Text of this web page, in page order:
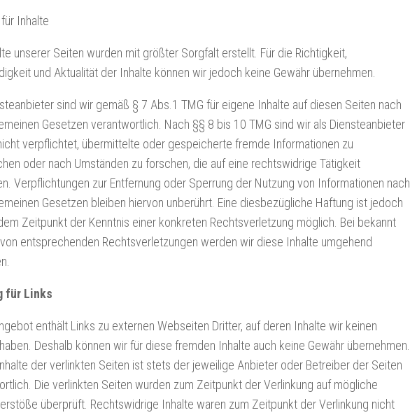
Inhalte
unserer Seiten wurden mit größter Sorgfalt erstellt. Für die Richtigkeit,
und Aktualität der Inhalte können wir jedoch keine Gewähr übernehmen.
sind wir gemäß § 7 Abs.1 TMG für eigene Inhalte auf diesen Seiten nach
Gesetzen verantwortlich. Nach §§ 8 bis 10 TMG sind wir als Diensteanbieter
verpflichtet, übermittelte oder gespeicherte fremde Informationen zu
oder nach Umständen zu forschen, die auf eine rechtswidrige Tätigkeit
Verpflichtungen zur Entfernung oder Sperrung der Nutzung von Informationen nach
Gesetzen bleiben hiervon unberührt. Eine diesbezügliche Haftung ist jedoch
Zeitpunkt der Kenntnis einer konkreten Rechtsverletzung möglich. Bei bekannt
entsprechenden Rechtsverletzungen werden wir diese Inhalte umgehend
für Links
enthält Links zu externen Webseiten Dritter, auf deren Inhalte wir keinen
Deshalb können wir für diese fremden Inhalte auch keine Gewähr übernehmen.
der verlinkten Seiten ist stets der jeweilige Anbieter oder Betreiber der Seiten
Die verlinkten Seiten wurden zum Zeitpunkt der Verlinkung auf mögliche
überprüft. Rechtswidrige Inhalte waren zum Zeitpunkt der Verlinkung nicht